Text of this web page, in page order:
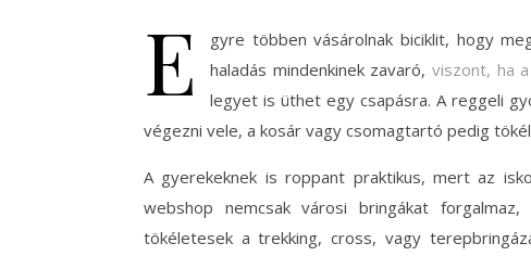
E
gyre többen vásárolnak biciklit, hogy
haladás mindenkinek zavaró, viszont, ha
legyet is üthet egy csapásra. A reggeli
végezni vele, a kosár vagy csomagtartó pedig
A gyerekeknek is roppant praktikus, mert az
webshop nemcsak városi bringákat
tökéletesek a trekking, cross, vagy